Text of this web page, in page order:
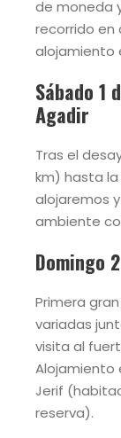
de moneda
recorrido en
alojamiento
Sábado 1
Agadir
Tras el
km) hasta
alojaremos
ambiente
Domingo
Primera
variadas
visita al
Alojamiento
Jerif
reserva).